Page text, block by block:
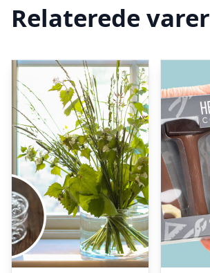
Relaterede varer